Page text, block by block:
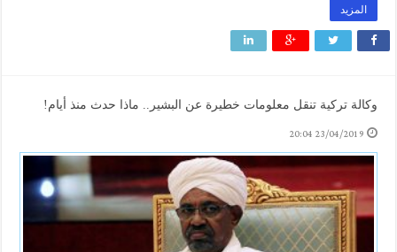
المزيد
وكالة تركية تنقل معلومات خطيرة عن البشير.. ماذا حدث منذ أيام!
23/04/2019 20:04